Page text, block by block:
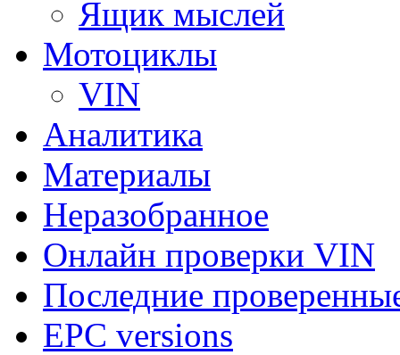
Ящик мыслей
Мотоциклы
VIN
Аналитика
Материалы
Неразобранное
Онлайн проверки VIN
Последние
EPC versions